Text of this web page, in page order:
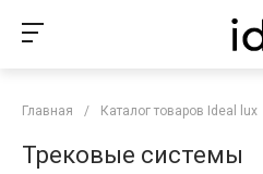
Главная / Каталог товаров Ideal lux
Трековые системы